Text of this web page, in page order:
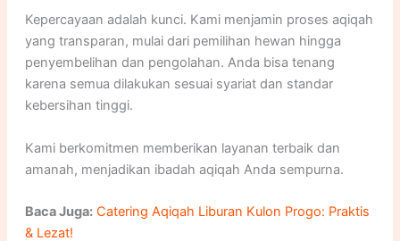
Kepercayaan adalah kunci. Kami menjamin proses aqiqah
yang transparan, mulai dari pemilihan hewan hingga
penyembelihan dan pengolahan. Anda bisa tenang
karena semua dilakukan sesuai syariat dan standar
kebersihan tinggi.
Kami berkomitmen memberikan layanan terbaik dan
amanah, menjadikan ibadah aqiqah Anda sempurna.
Baca Juga: Catering Aqiqah Liburan Kulon Progo: Praktis
& Lezat!